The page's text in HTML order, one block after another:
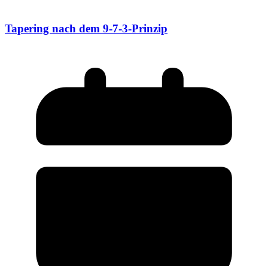
Tapering nach dem 9-7-3-Prinzip